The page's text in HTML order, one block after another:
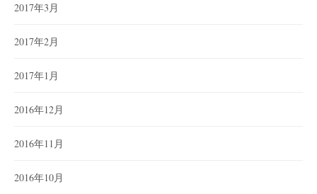
2017年3月
2017年2月
2017年1月
2016年12月
2016年11月
2016年10月